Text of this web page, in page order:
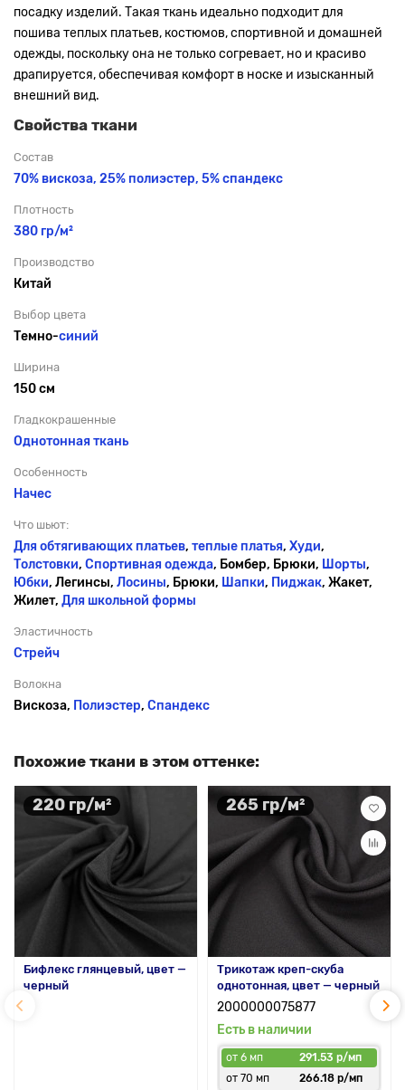
посадку изделий. Такая ткань идеально подходит для
пошива теплых платьев, костюмов, спортивной и домашней
одежды, поскольку она не только согревает, но и красиво
драпируется, обеспечивая комфорт в носке и изысканный
внешний вид.
Свойства ткани
Состав
70% вискоза, 25% полиэстер, 5% спандекс
Плотность
380 гр/м²
Производство
Китай
Выбор цвета
Темно-синий
Ширина
150 см
Гладкокрашенные
Однотонная ткань
Особенность
Начес
Что шьют:
Для обтягивающих платьев, теплые платья, Худи,
Толстовки, Спортивная одежда, Бомбер, Брюки, Шорты,
Юбки, Легинсы, Лосины, Брюки, Шапки, Пиджак, Жакет,
Жилет, Для школьной формы
Эластичность
Стрейч
Волокна
Вискоза, Полиэстер, Спандекс
Похожие ткани в этом оттенке:
220 гр/м²
Бифлекс глянцевый, цвет —
черный
265 гр/м²
Трикотаж креп-скуба
однотонная, цвет — черный
2000000075877
Есть в наличии
от 6 мп
291.53 р/мп
от 70 мп
266.18 р/мп